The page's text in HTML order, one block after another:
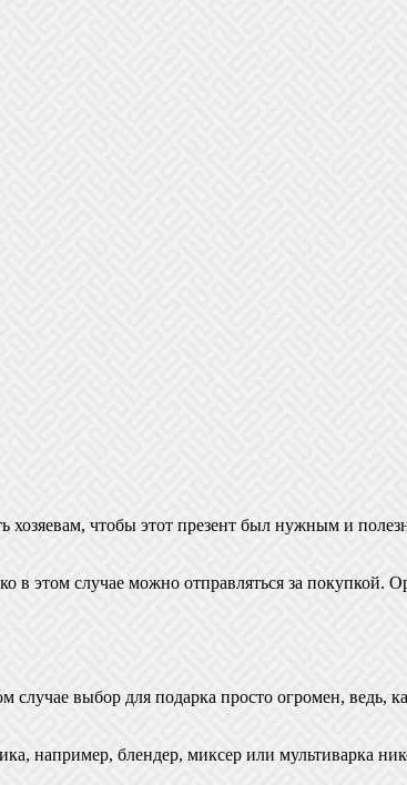
хозяевам, чтобы этот презент был нужным и
в этом случае можно отправляться за покупкой.
случае выбор для подарка просто огромен, ведь,
например, блендер, миксер или мультиварка